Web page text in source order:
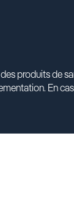
produits de
En